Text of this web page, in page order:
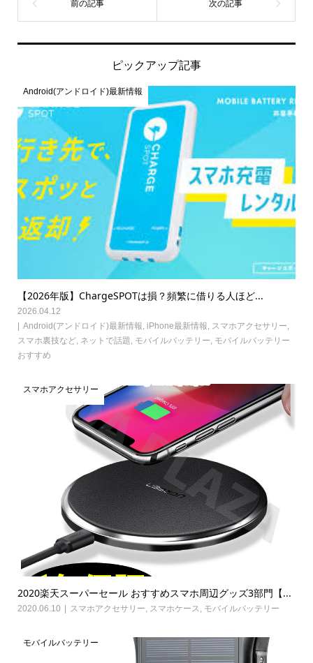
ピックアップ記事
Android(アンドロイド)最新情報
【2026年版】ChargeSPOTは損？頻繁に借りる人ほど...
2026.04.12
Android(アンドロイド)最新情報 iPhone最新情報 スマホアクセサリー
スマホ裏技など, ネットで話題 モバイルバッテリー モバイルバッテリー
おすすめ
スマホアクセサリー
2020楽天スーパーセール おすすめスマホ周辺グッズ3部門【...
2020.06.10 スマホアクセサリー, スマホケース, モバイルバッテリー
モバイルバッテリー